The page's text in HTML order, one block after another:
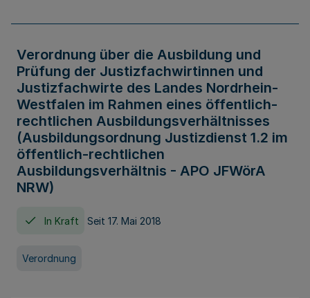
Verordnung über die Ausbildung und
Prüfung der Justizfachwirtinnen und
Justizfachwirte des Landes Nordrhein-
Westfalen im Rahmen eines öffentlich-
rechtlichen Ausbildungsverhältnisses
(Ausbildungsordnung Justizdienst 1.2 im
öffentlich-rechtlichen
Ausbildungsverhältnis - APO JFWörA
NRW)
In Kraft Seit 17. Mai 2018
Verordnung